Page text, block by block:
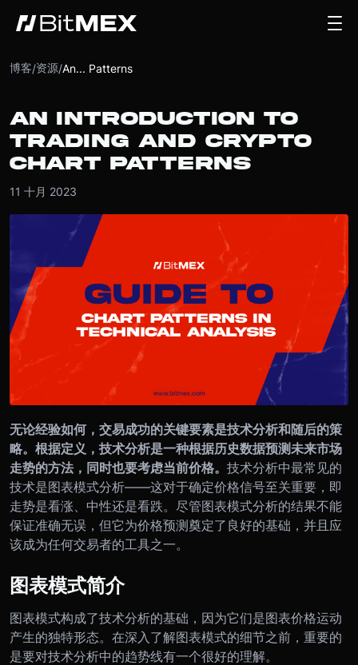
博客/资源/An... Patterns
AN INTRODUCTION TO
TRADING AND CRYPTO
CHART PATTERNS
11 十月 2023
无论经验如何，交易成功的关键要素是技术分析和随后的策
略。根据定义，技术分析是一种根据历史数据预测未来市场
走势的方法，同时也要考虑当前价格。 技术分析中最常见的
技术是图表模式分析——这对于确定价格信号至关重要，即
走势是看涨、中性还是看跌。 尽管图表模式分析的结果不能
保证准确无误，但它为价格预测奠定了良好的基础，并且应
该成为任何交易者的工具之一。
图表模式简介
图表模式构成了技术分析的基础，因为它们是图表价格运动
产生的独特形态。在深入了解图表模式的细节之前，重要的
是要对技术分析中的趋势线有一个很好的理解。